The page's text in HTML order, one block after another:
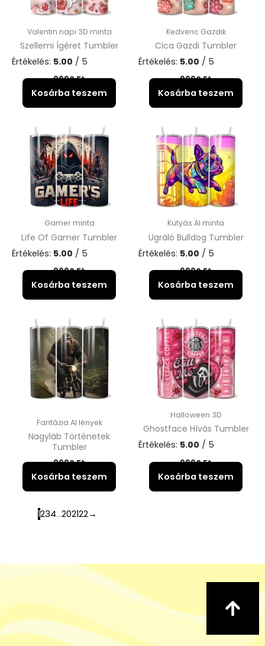
Valentin napi 3D minta
Szellemi Ígéret Tumbler
Értékelés: 5.00 / 5
9990Ft
Kosárba teszem
Kedvenc Gazdik
Cica Gazdi Tumbler
Értékelés: 5.00 / 5
9990Ft
Kosárba teszem
Gamer minta
Life Of Gamer Tumbler
Értékelés: 5.00 / 5
9990Ft
Kosárba teszem
Kutyás AI minta
Ugráló Bulldog Tumbler
Értékelés: 5.00 / 5
9990Ft
Kosárba teszem
Fantázia AI lények
Nagyláb Történetek
Tumbler
9990Ft
Kosárba teszem
Halloween 3D
Ghostface Hívás Tumbler
Értékelés: 5.00 / 5
9990Ft
Kosárba teszem
1234...202122→